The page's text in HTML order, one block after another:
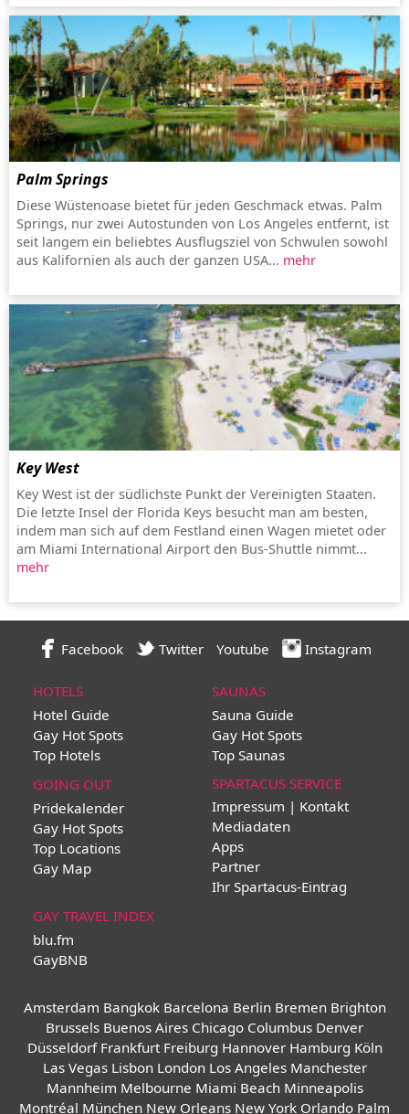
Palm Springs
Diese Wüstenoase bietet für jeden Geschmack etwas. Palm
Springs, nur zwei Autostunden von Los Angeles entfernt, ist
seit langem ein beliebtes Ausflugsziel von Schwulen sowohl
aus Kalifornien als auch der ganzen USA... mehr
Key West
Key West ist der südlichste Punkt der Vereinigten Staaten.
Die letzte Insel der Florida Keys besucht man am besten,
indem man sich auf dem Festland einen Wagen mietet oder
am Miami International Airport den Bus-Shuttle nimmt...
mehr
Facebook Twitter Youtube Instagram
HOTELS
Hotel Guide
Gay Hot Spots
Top Hotels
SAUNAS
Sauna Guide
Gay Hot Spots
Top Saunas
GOING OUT
Pridekalender
Gay Hot Spots
Top Locations
Gay Map
SPARTACUS SERVICE
Impressum | Kontakt
Mediadaten
Apps
Partner
Ihr Spartacus-Eintrag
GAY TRAVEL INDEX
blu.fm
GayBNB
Amsterdam Bangkok Barcelona Berlin Bremen Brighton
Brussels Buenos Aires Chicago Columbus Denver
Düsseldorf Frankfurt Freiburg Hannover Hamburg Köln
Las Vegas Lisbon London Los Angeles Manchester
Mannheim Melbourne Miami Beach Minneapolis
Montréal München New Orleans New York Orlando Palm